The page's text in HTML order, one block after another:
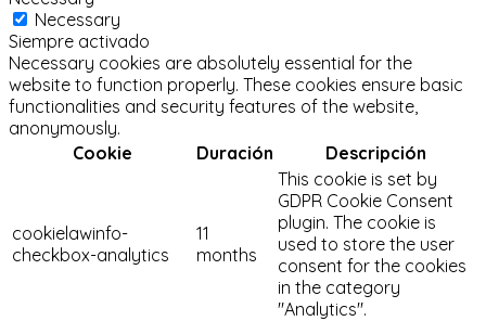
Necessary
Siempre activado
Necessary cookies are absolutely essential for the
website to function properly. These cookies ensure basic
functionalities and security features of the website,
anonymously.
Cookie
Duración Descripción
cookielawinfo-
checkbox-analytics
11
months
This cookie is set by
GDPR Cookie Consent
plugin. The cookie is
used to store the user
consent for the cookies
in the category
"Analytics".